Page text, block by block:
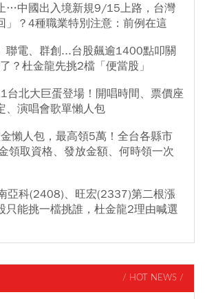
…中國出入境新規9/15上路，台灣
」？4種職業特別注意：前例在這
聯電、群創...台股飆逾1400點叩關
？杜金龍先挑2檔「便當股」
台北大巨蛋登場！開唱時間、票價座
、演唱會歌單懶人包
懶人包，最高領5萬！全台各縣市
領取資格、發放金額、何時領一次
亞科(2408)、旺宏(2337)第二根漲
只能挑一檔挑誰，杜金龍2理由喊選
/ HOT NEWS /